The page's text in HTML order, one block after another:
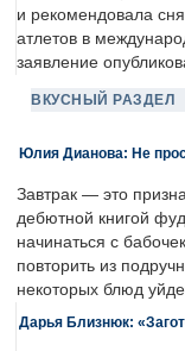
и рекомендовала
атлетов в
заявление
ВКУСНЫЙ РАЗДЕЛ
Юлия Дианова: Не
Завтрак — это
дебютной книгой
начинаться с
повторить из
некоторых блюд
Дарья Близнюк: